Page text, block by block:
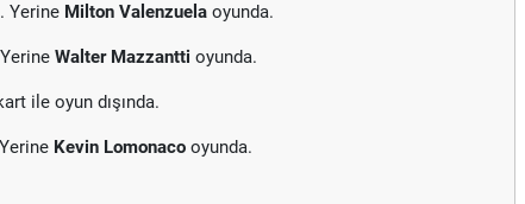
Yerine Milton Valenzuela oyunda.
Walter Mazzantti oyunda.
ile oyun dışında.
Kevin Lomonaco oyunda.